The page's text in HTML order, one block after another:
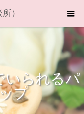
）
いられるパ
プ